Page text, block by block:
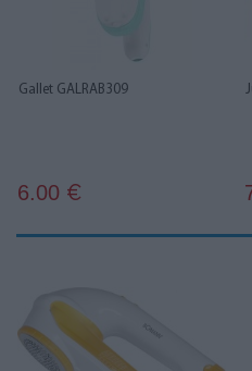
Gallet GALRAB309
6.00 €